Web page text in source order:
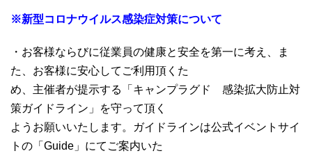
※新型コロナウイルス感染症対策について
・お客様ならびに従業員の健康と安全を第一に考え、ま
た、お客様に安心してご利用頂くた
め、主催者が提示する「キャンプラグド 感染拡大防止対
策ガイドライン」を守って頂く
ようお願いいたします。ガイドラインは公式イベントサイ
トの「Guide」にてご案内いた